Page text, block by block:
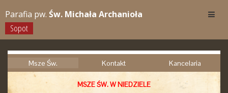
Parafia pw. Św. Michała Archanioła
Sopot
Msze Św. Kontakt Kancelaria
MSZE ŚW. W NIEDZIELE